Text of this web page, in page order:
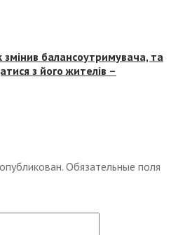
балансоутримувача, та
з його жителів –
Обязательные поля